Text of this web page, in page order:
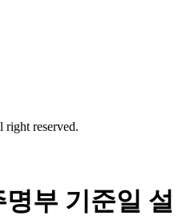
reserved.
부 기준일 설